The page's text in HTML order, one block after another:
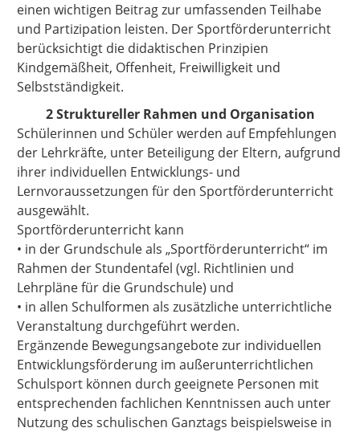
einen wichtigen Beitrag zur umfassenden Teilhabe
und Partizipation leisten. Der Sportförderunterricht
berücksichtigt die didaktischen Prinzipien
Kindgemäßheit, Offenheit, Freiwilligkeit und
Selbstständigkeit.
2 Struktureller Rahmen und Organisation
Schülerinnen und Schüler werden auf Empfehlungen
der Lehrkräfte, unter Beteiligung der Eltern, aufgrund
ihrer individuellen Entwicklungs- und
Lernvoraussetzungen für den Sportförderunterricht
ausgewählt.
Sportförderunterricht kann
• in der Grundschule als „Sportförderunterricht“ im
Rahmen der Stundentafel (vgl. Richtlinien und
Lehrpläne für die Grundschule) und
• in allen Schulformen als zusätzliche unterrichtliche
Veranstaltung durchgeführt werden.
Ergänzende Bewegungsangebote zur individuellen
Entwicklungsförderung im außerunterrichtlichen
Schulsport können durch geeignete Personen mit
entsprechenden fachlichen Kenntnissen auch unter
Nutzung des schulischen Ganztags beispielsweise in